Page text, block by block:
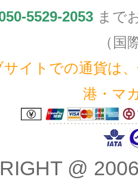
5529-2053 まで
（国
イトでの通貨は
港・マ
@